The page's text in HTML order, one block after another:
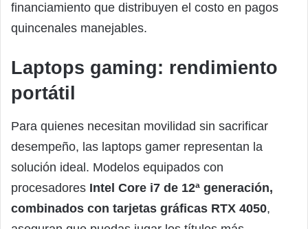
financiamiento que distribuyen el costo en pagos
quincenales manejables.
Laptops gaming: rendimiento
portátil
Para quienes necesitan movilidad sin sacrificar
desempeño, las laptops gamer representan la
solución ideal. Modelos equipados con
procesadores Intel Core i7 de 12ª generación,
combinados con tarjetas gráficas RTX 4050,